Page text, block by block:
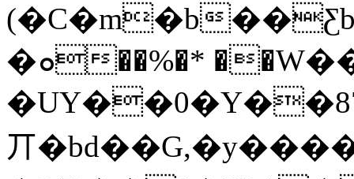
(�C�m�b
�ܘ��%�* ��W�� ��R%� [1A
丌